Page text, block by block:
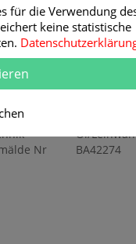
Henri-
1900
Der
Öl/
Nr
BA42274
für die Verwendung
keine statistische